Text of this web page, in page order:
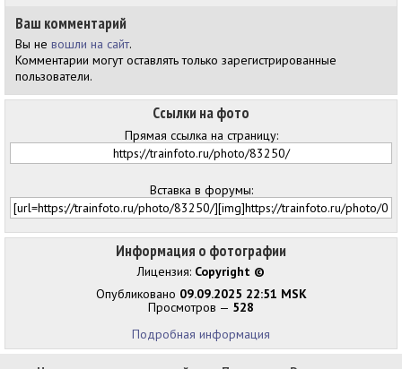
Информация о фотографии
Лицензия: Copyright ©
Опубликовано 09.09.2025 22:51 MSK
Просмотров — 528
Подробная информация
Ссылки на фото
Прямая ссылка на страницу:
Вставка в форумы:
Ваш комментарий
Вы не вошли на сайт.
Комментарии могут оставлять только зарегистрированные
пользователи.